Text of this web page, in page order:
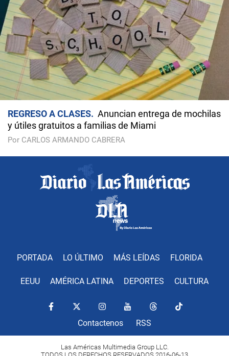
REGRESO A CLASES
Anuncian entrega de mochilas
y útiles gratuitos a familias de Miami
Por CARLOS ARMANDO CABRERA
PORTADA LO ÚLTIMO MÁS LEÍDAS FLORIDA
EEUU AMÉRICA LATINA DEPORTES CULTURA
Contactenos RSS
Las Américas Multimedia Group LLC.